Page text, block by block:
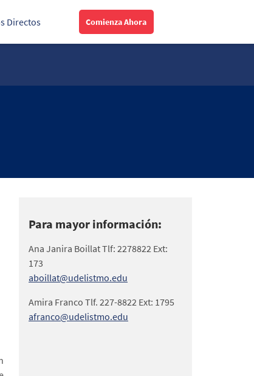
Directos Comienza Ahora
Para mayor información:
Ana Janira Boillat Tlf: 2278822 Ext:
173
aboillat@udelistmo.edu
Amira Franco Tlf. 227-8822 Ext: 1795
afranco@udelistmo.edu